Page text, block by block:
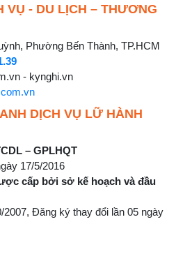
VỤ - DU LỊCH – THƯƠNG
Phường Bến Thành, TP.HCM
- kynghi.vn
DỊCH VỤ LỮ HÀNH
– GPLHQT
17/5/2016
cấp bởi sở kế hoạch và đầu
Đăng ký thay đổi lần 05 ngày